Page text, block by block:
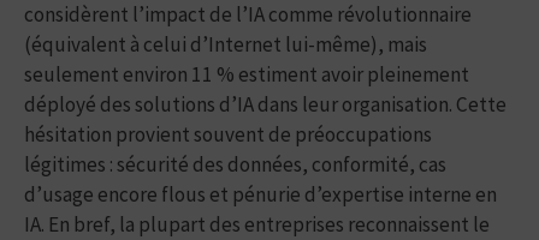
considèrent l’impact de l’IA comme révolutionnaire
(équivalent à celui d’Internet lui-même), mais
seulement environ 11 % estiment avoir pleinement
déployé des solutions d’IA dans leur organisation. Cette
hésitation provient souvent de préoccupations
légitimes : sécurité des données, conformité, cas
d’usage encore flous et pénurie d’expertise interne en
IA. En bref, la plupart des entreprises reconnaissent le